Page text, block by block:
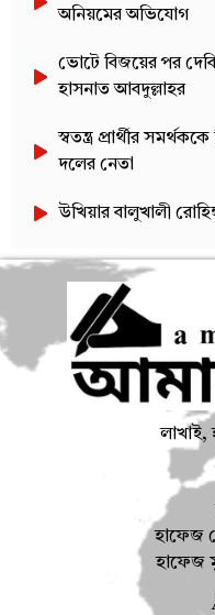
অনিয়মের অভিযোগ
ভোটে বিজয়ের পর
হাসনাত আবদুল্লাহর
স্বতন্ত্র প্রার্থীর
দলের নেতা
উখিয়ার বালুখালী
লাখাই,
হাফেজ
হাফেজ